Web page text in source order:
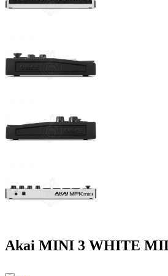
Akai MINI 3 WHITE